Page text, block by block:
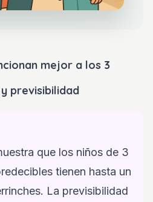
mejor a los 3
previsibilidad
que los niños de 3
tienen hasta un
La previsibilidad